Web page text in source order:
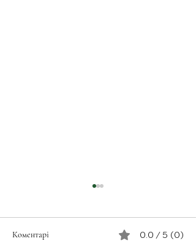
Коментарі 0.0 / 5 (0)